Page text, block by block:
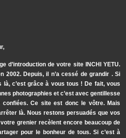
d’introduction de votre site INCHI YETU.
2002. Depuis, il n’a cessé de grandir . Si
là, c’est grâce à vous tous ! De fait, vous
photographies et c’est avec gentillesse
Ce site est donc le vôtre. Mais
là. Nous restons persuadés que vos
grenier recèlent encore beaucoup de
pour le bonheur de tous. Si c’est à